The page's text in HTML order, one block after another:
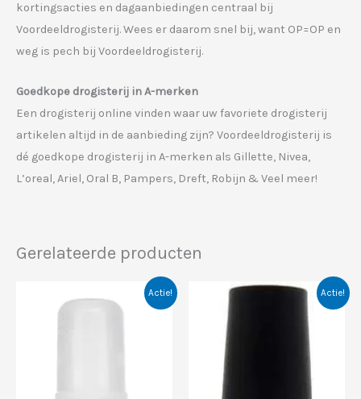
kortingsacties en dagaanbiedingen centraal bij
Voordeeldrogisterij. Wees er daarom snel bij, want OP=OP en
weg is pech bij Voordeeldrogisterij.
Goedkope drogisterij in A-merken
Een drogisterij online vinden waar uw favoriete drogisterij
artikelen altijd in de aanbieding zijn? Voordeeldrogisterij is
dé goedkope drogisterij in A-merken als Gillette, Nivea,
L’oreal, Ariel, Oral B, Pampers, Dreft, Robijn & Veel meer!
Gerelateerde producten
Actie! Actie!